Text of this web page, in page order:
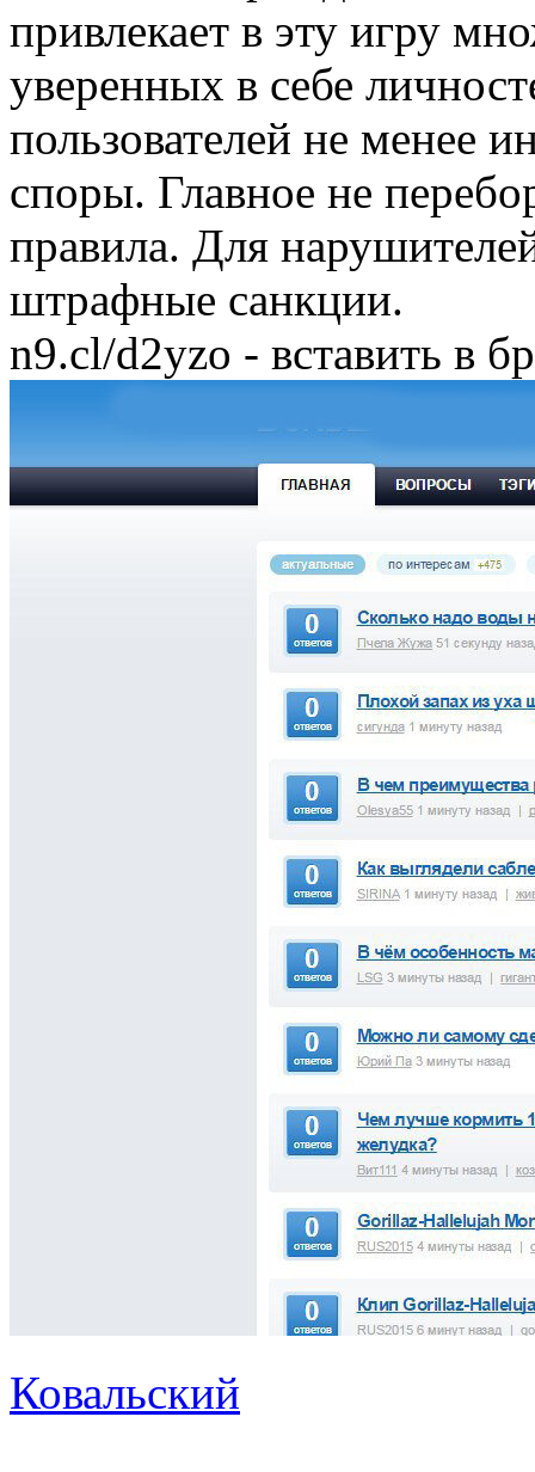
привлекает в эту игру
уверенных в себе
пользователей не менее
споры. Главное не
правила. Для
штрафные санкции.
n9.cl/d2yzo - вставить в
Ковальский